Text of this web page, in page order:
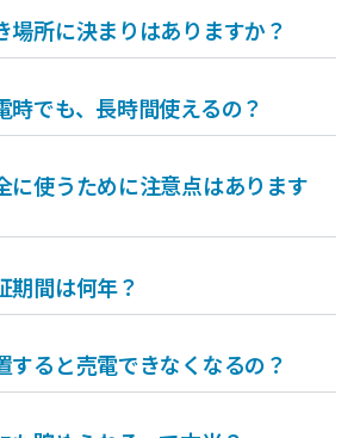
場所に決まりはありますか？
時でも、長時間使えるの？
に使うために注意点はあります
期間は何年？
すると売電できなくなるの？